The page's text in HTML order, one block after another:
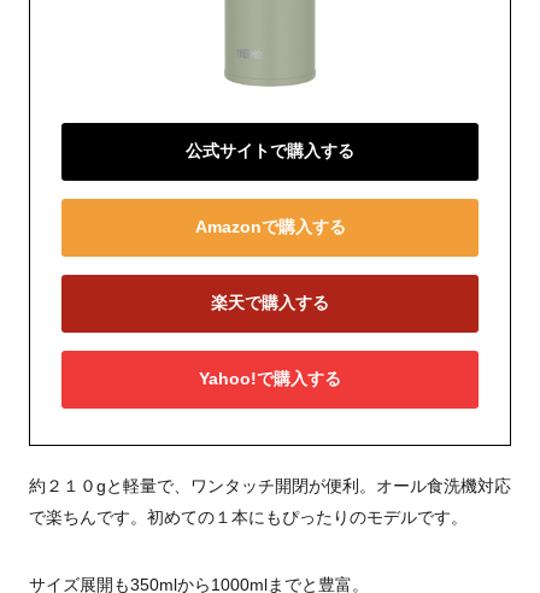
公式サイトで購入する
Amazonで購入する
楽天で購入する
Yahoo!で購入する
約２１０gと軽量で、ワンタッチ開閉が便利。オール食洗機対応
で楽ちんです。初めての１本にもぴったりのモデルです。
サイズ展開も350mlから1000mlまでと豊富。